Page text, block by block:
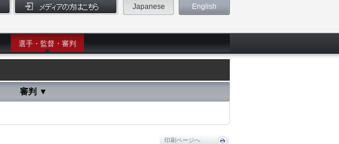
Japanese English
選手・監督・審判
審判 ▼
印刷ページへ